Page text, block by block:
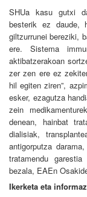
SHUa kasu gutxi
besterik ez daude,
giltzurrunei bereziki,
ere. Sistema
aktibatzerakoan
zer zen ere ez
hil egiten ziren”,
esker, ezagutza
zein
denean, hainbat
dialisiak,
antigorputza
tratamendu
bezala, EAEn
Ikerketa eta